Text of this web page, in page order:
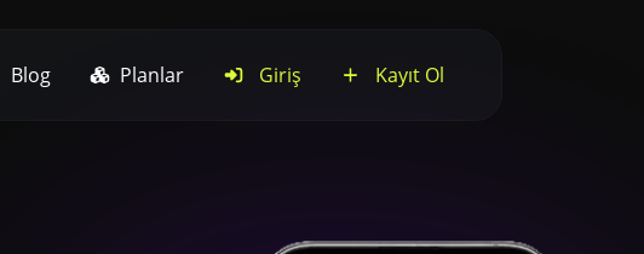
Blog Planlar Giriş Kayıt Ol